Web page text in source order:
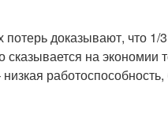
Вентиляции для
газового котла
доказывают, что
сказывается на